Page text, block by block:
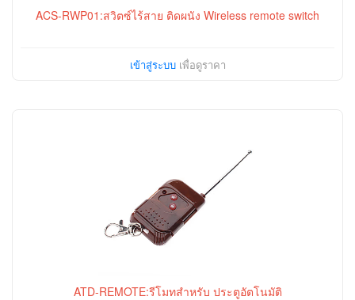
ACS-RWP01:สวิตซ์ไร้สาย ติดผนัง Wireless remote switch
เข้าสู่ระบบเพื่อดูราคา
ATD-REMOTE:รีโมทสำหรับ ประตูอัตโนมัติ